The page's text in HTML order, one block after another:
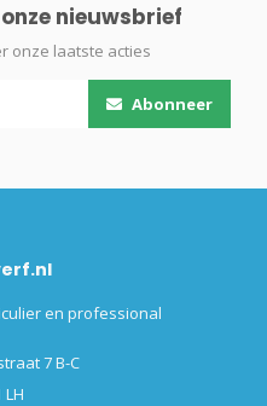
nieuwsbrief
onze laatste acties
Abonneer
en professional
7 B-C
LH